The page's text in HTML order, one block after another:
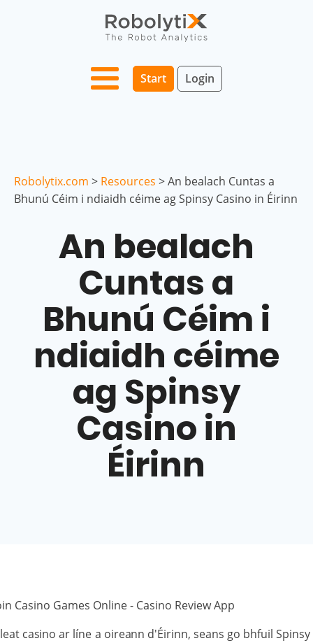
Start Login
Robolytix.com > Resources >An bealach Cuntas a
Bhunú Céim i ndiaidh céime ag Spinsy Casino in Éirinn
An bealach
Cuntas a
Bhunú Céim i
ndiaidh céime
ag Spinsy
Casino in
Éirinn
casino ar líne a oireann d'Éirinn, seans go bhfuil